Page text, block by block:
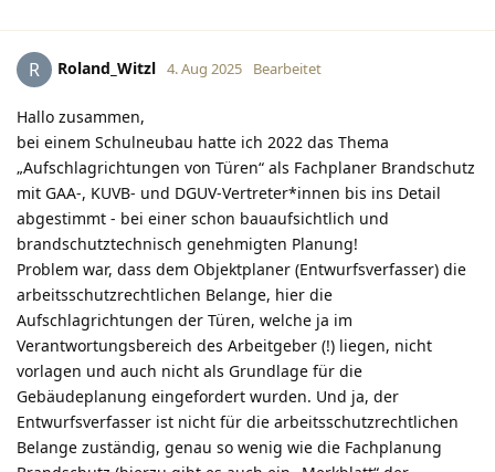
R Roland_Witzl 4. Aug 2025 Bearbeitet
Hallo zusammen,
bei einem Schulneubau hatte ich 2022 das Thema
„Aufschlagrichtungen von Türen“ als Fachplaner Brandschutz
mit GAA-, KUVB- und DGUV-Vertreter*innen bis ins Detail
abgestimmt - bei einer schon bauaufsichtlich und
brandschutztechnisch genehmigten Planung!
Problem war, dass dem Objektplaner (Entwurfsverfasser) die
arbeitsschutzrechtlichen Belange, hier die
Aufschlagrichtungen der Türen, welche ja im
Verantwortungsbereich des Arbeitgeber (!) liegen, nicht
vorlagen und auch nicht als Grundlage für die
Gebäudeplanung eingefordert wurden. Und ja, der
Entwurfsverfasser ist nicht für die arbeitsschutzrechtlichen
Belange zuständig, genau so wenig wie die Fachplanung